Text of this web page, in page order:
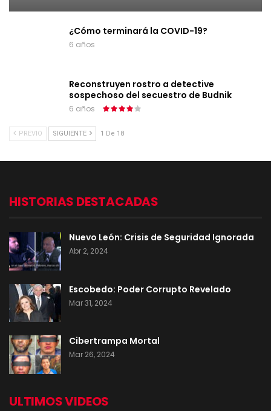
¿Cómo terminará la COVID-19?
6 años
Reconstruyen rostro a detective
sospechoso del secuestro de Budnik
6 años
PREVIO SIGUIENTE 1 De 18
HISTORIAS DESTACADAS
Nuevo León: Crisis de Seguridad Ignorada
Abr 2, 2024
Escobedo: Poder Corrupto Revelado
Mar 31, 2024
Cibertrampa Mortal
Mar 26, 2024
ULTIMOS VIDEOS